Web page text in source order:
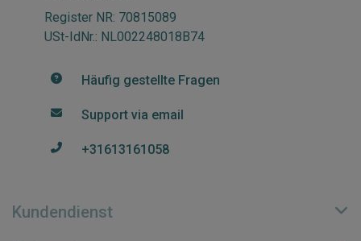
Register NR: 70815089
USt-IdNr.: NL002248018B74
Häufig gestellte Fragen
Support via email
+31613161058
Kundendienst